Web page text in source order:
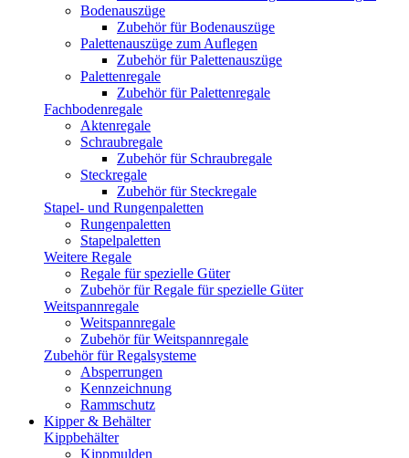
Bodenauszüge
Zubehör für Bodenauszüge
Palettenauszüge zum Auflegen
Zubehör für Palettenauszüge
Palettenregale
Zubehör für Palettenregale
Fachbodenregale
Aktenregale
Schraubregale
Zubehör für Schraubregale
Steckregale
Zubehör für Steckregale
Stapel- und Rungenpaletten
Rungenpaletten
Stapelpaletten
Weitere Regale
Regale für spezielle Güter
Zubehör für Regale für spezielle Güter
Weitspannregale
Weitspannregale
Zubehör für Weitspannregale
Zubehör für Regalsysteme
Absperrungen
Kennzeichnung
Rammschutz
Kipper & Behälter
Kippbehälter
Kippmulden